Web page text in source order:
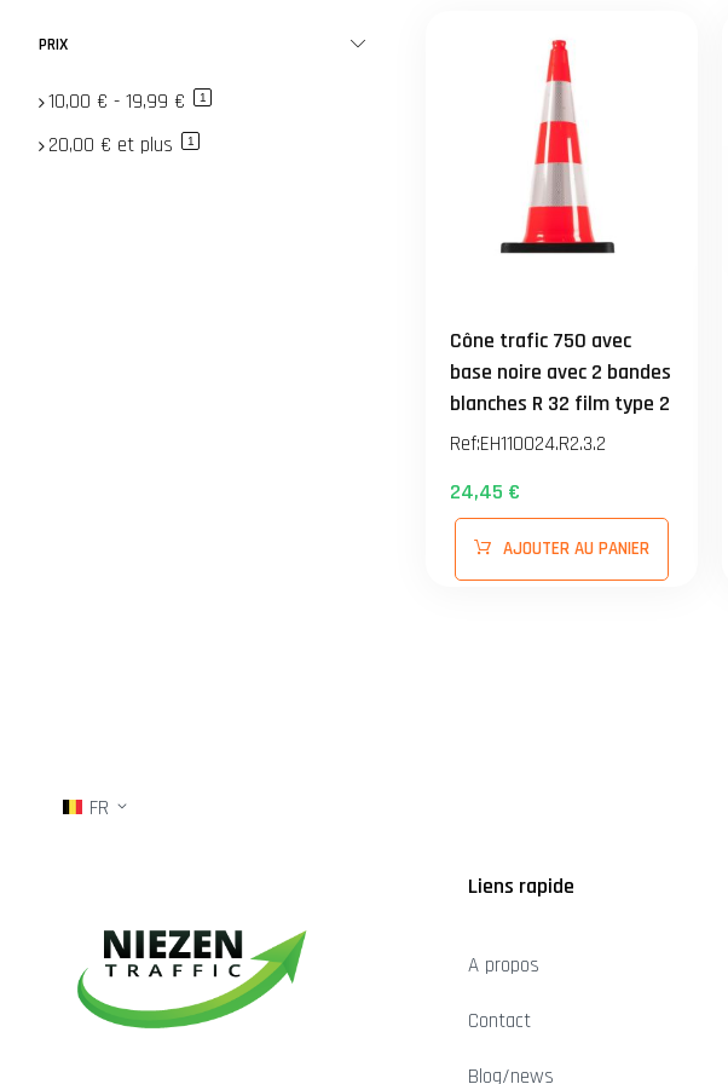
Cône trafic 750 avec
base noire avec 2 bandes
blanches R 32 film type 2
- 3.2kg
Ref:EH110024.R2.3.2
24,45 €
AJOUTER AU PANIER
PRIX
10,00 € - 19,99 € 1
20,00 € et plus 1
FR
Liens rapide
A propos
Contact
Blog/news